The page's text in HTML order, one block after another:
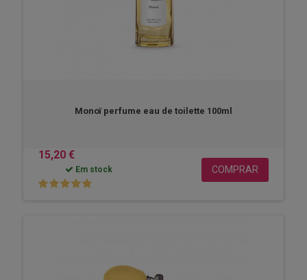
Monoï perfume eau de toilette 100ml
15,20 €
Em stock COMPRAR